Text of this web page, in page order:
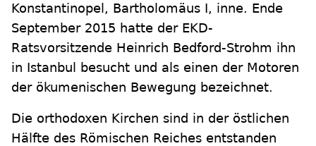
Konstantinopel, Bartholomäus I, inne. Ende
September 2015 hatte der EKD-
Ratsvorsitzende Heinrich Bedford-Strohm ihn
in Istanbul besucht und als einen der Motoren
der ökumenischen Bewegung bezeichnet.
Die orthodoxen Kirchen sind in der östlichen
Hälfte des Römischen Reiches entstanden